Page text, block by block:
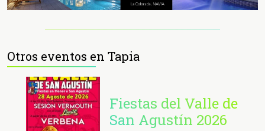
Otros eventos en Tapia
Fiestas del Valle de
San Agustín 2026